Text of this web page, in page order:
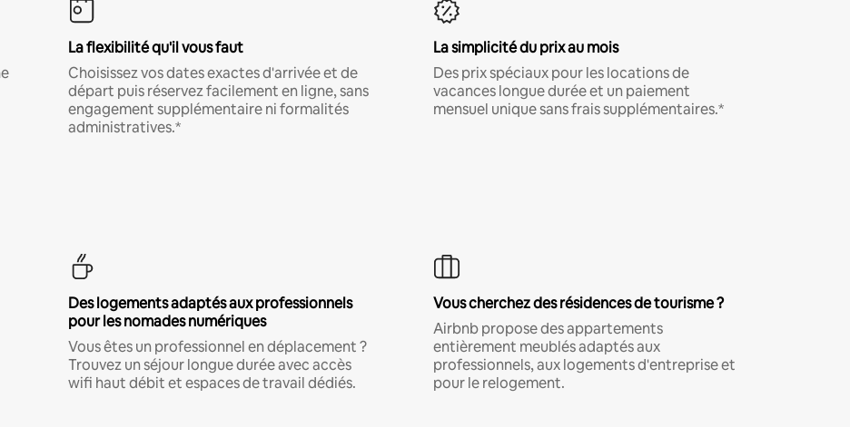
La flexibilité qu'il vous faut
Choisissez vos dates exactes d'arrivée et de
départ puis réservez facilement en ligne, sans
engagement supplémentaire ni formalités
administratives.*
La simplicité du prix au mois
Des prix spéciaux pour les locations de
vacances longue durée et un paiement
mensuel unique sans frais supplémentaires.*
Des logements adaptés aux professionnels
pour les nomades numériques
Vous êtes un professionnel en déplacement ?
Trouvez un séjour longue durée avec accès
wifi haut débit et espaces de travail dédiés.
Vous cherchez des résidences de tourisme ?
Airbnb propose des appartements
entièrement meublés adaptés aux
professionnels, aux logements d'entreprise et
pour le relogement.